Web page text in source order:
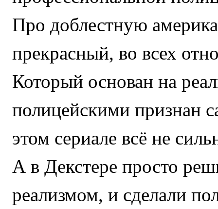
Про доблестную
прекрасный, во всех
Который основан на
полицейскими признан
этом сериале всё не
А в Декстере просто
реализмом, и сделали